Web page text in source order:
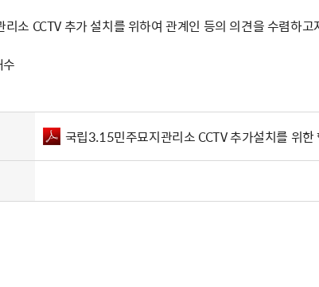
소 CCTV 추가 설치를 위하여 관계인 등의 의견을 수렴하고
국립3.15민주묘지관리소 CCTV 추가설치를 위